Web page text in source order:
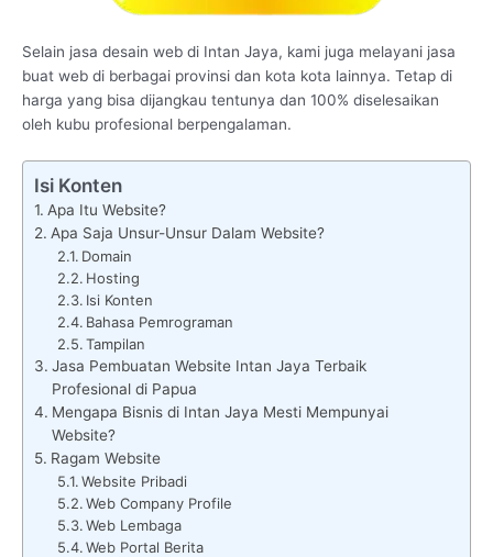
Selain jasa desain web di Intan Jaya, kami juga melayani jasa
buat web di berbagai provinsi dan kota kota lainnya. Tetap di
harga yang bisa dijangkau tentunya dan 100% diselesaikan
oleh kubu profesional berpengalaman.
Isi Konten
Apa Itu Website?
Apa Saja Unsur-Unsur Dalam Website?
Domain
Hosting
Isi Konten
Bahasa Pemrograman
Tampilan
Jasa Pembuatan Website Intan Jaya Terbaik
Profesional di Papua
Mengapa Bisnis di Intan Jaya Mesti Mempunyai
Website?
Ragam Website
Website Pribadi
Web Company Profile
Web Lembaga
Web Portal Berita